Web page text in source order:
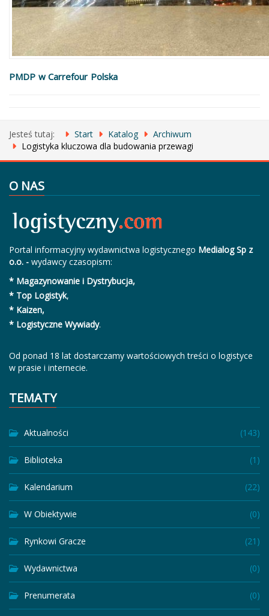
PMDP w Carrefour Polska
Jesteś tutaj: Start Katalog
Archiwum
Logistyka kluczowa dla budowania przewagi
O NAS
Portal informacyjny wydawnictwa logistycznego Medialog Sp z
o.o. - wydawcy czasopism:
* Magazynowanie i Dystrybucja,
* Top Logistyk,
* Kaizen,
* Logistyczne Wywiady.
Od ponad 18 lat dostarczamy wartościowych treści o logistyce
w prasie i internecie.
TEMATY
Aktualności (143)
Biblioteka (1)
Kalendarium (22)
W Obiektywie (0)
Rynkowi Gracze (21)
Wydawnictwa (0)
Prenumerata (0)